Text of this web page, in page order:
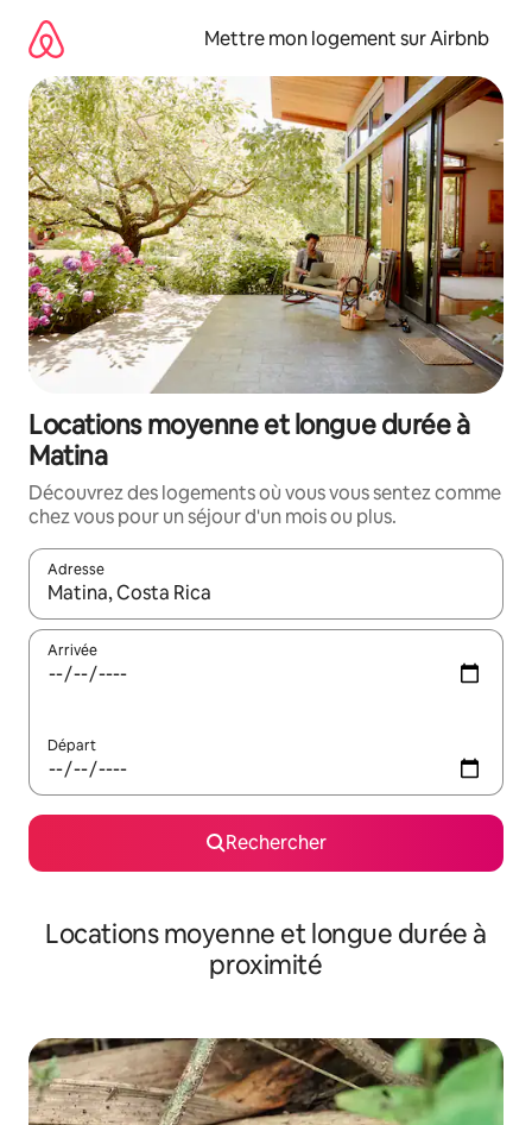
directement
contenu
Mettre mon logement sur Airbnb
Locations moyenne et longue durée à
Matina
Découvrez des logements où vous vous sentez comme
chez vous pour un séjour d'un mois ou plus.
Adresse
Lorsque les résultats s'affichent, utilisez les flèches vers le
Arrivée
Départ
Rechercher
Locations moyenne et longue durée à
proximité